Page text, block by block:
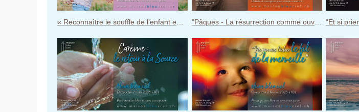
« Reconnaître le souffle de l’enfant en nous » - Heure bleu ciel du 4 mai 2025 "Pâques - La résurrection comme ouverture de la conscience" - Heure bleu ciel du 20 avril 2025